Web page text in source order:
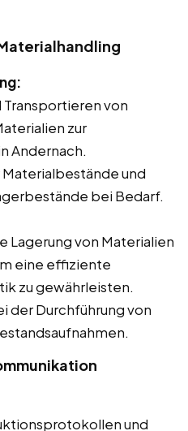
von
zur
Andernach.
und
bei Bedarf.
Lagerung von Materialien
eine effiziente
zu gewährleisten.
der Durchführung von
und